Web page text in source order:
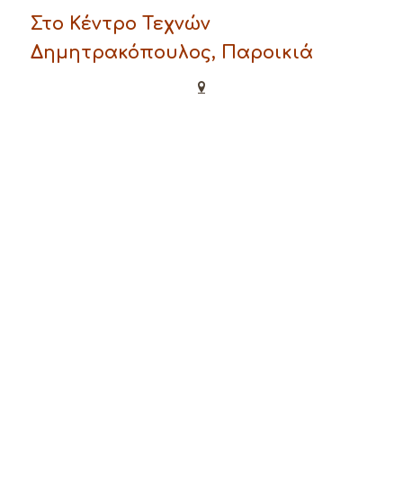
Στο Κέντρο Τεχνών
Δημητρακόπουλος, Παροικιά